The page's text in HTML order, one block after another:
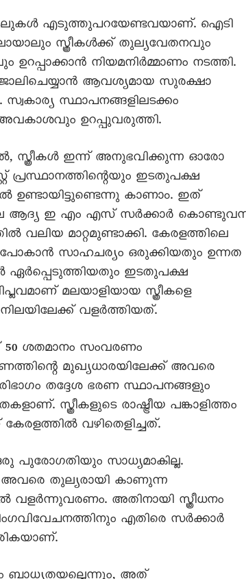
എടുത്തുപറയേണ്ടവയാണ്. ഐടി
സ്ത്രീകൾക്ക് തുല്യവേതനവും
നിയമനിർമ്മാണം നടത്തി.
ജോലിചെയ്യാൻ ആവശ്യമായ സുരക്ഷാ
സ്ഥാപനങ്ങളിലടക്കം
അവകാശവും ഉറപ്പുവരുത്തി.
സ്ത്രീകൾ ഇന്ന് അനുഭവിക്കുന്ന ഓരോ
പ്രസ്ഥാനത്തിന്റെയും ഇടതുപക്ഷ
കാണാം. ഇത്
ആദ്യ ഇ എം എസ് സർക്കാർ
വലിയ മാറ്റമുണ്ടാക്കി. കേരളത്തിലെ
സാഹചര്യം ഒരുക്കിയതും ഉന്നത
ഏർപ്പെടുത്തിയതും ഇടതുപക്ഷ
മലയാളിയായ സ്ത്രീകളെ
വളർത്തിയത്.
50 ശതമാനം സംവരണം
മുഖ്യധാരയിലേക്ക് അവരെ
തദ്ദേശ ഭരണ സ്ഥാപനങ്ങളും
സ്ത്രീകളുടെ രാഷ്ട്രീയ പങ്കാളിത്തം
വഴിതെളിച്ചത്.
പുരോഗതിയും സാധ്യമാകില്ല.
അവരെ തുല്യരായി കാണുന്ന
അതിനായി സ്ത്രീധനം
എതിരെ സർക്കാർ